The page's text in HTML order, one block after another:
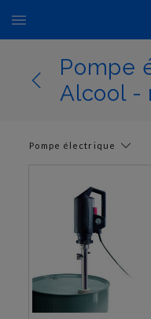
Basculer
la
navigationPompe
Alcool -
Pompe électrique